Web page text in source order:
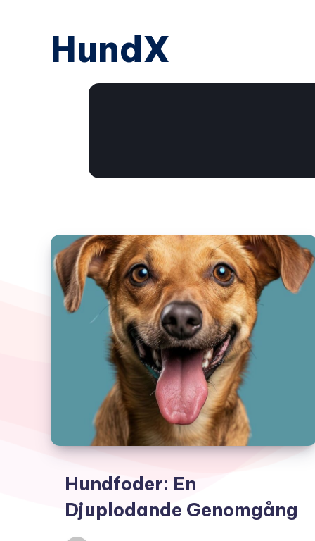
HundX
Hundfoder: En
Djuplodande Genomgång